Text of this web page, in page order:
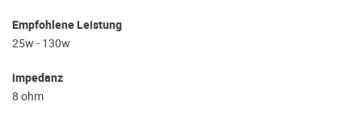
Empfohlene Leistung
25w - 130w
impedanz
8 ohm